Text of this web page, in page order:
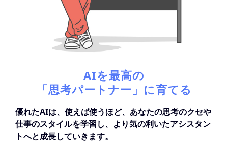
AIを最高の
「思考パートナー」に育てる
優れたAIは、使えば使うほど、あなたの思考のクセや
仕事のスタイルを学習し、より気の利いたアシスタン
トへと成長していきます。